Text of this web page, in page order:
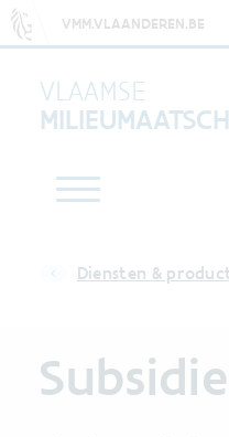
VMM.VLAANDEREN.BE
VLAAMSE
Diensten &